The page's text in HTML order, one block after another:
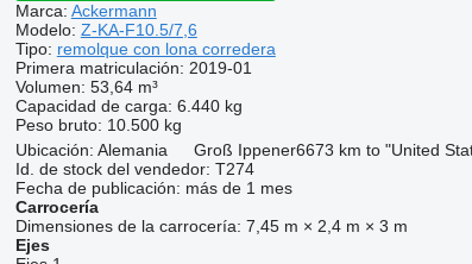
Marca: Ackermann
Modelo: Z-KA-F10.5/7,6
Tipo: remolque con lona corredera
Primera matriculación: 2019-01
Volumen: 53,64 m³
Capacidad de carga: 6.440 kg
Peso bruto: 10.500 kg
Ubicación: Alemania Groß Ippener6673 km to "United
Id. de stock del vendedor: T274
Fecha de publicación: más de 1 mes
Carrocería
Dimensiones de la carrocería: 7,45 m × 2,4 m × 3 m
Ejes